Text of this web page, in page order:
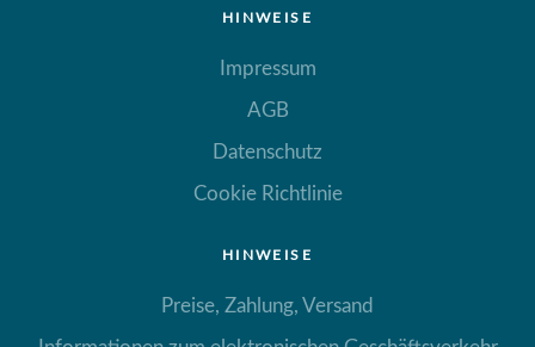
HINWEISE
Impressum
AGB
Datenschutz
Cookie Richtlinie
HINWEISE
Preise, Zahlung, Versand